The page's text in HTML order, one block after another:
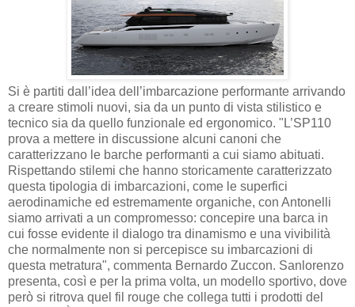
Si è partiti dall’idea dell’imbarcazione performante arrivando
a creare stimoli nuovi, sia da un punto di vista stilistico e
tecnico sia da quello funzionale ed ergonomico. "L’SP110
prova a mettere in discussione alcuni canoni che
caratterizzano le barche performanti a cui siamo abituati.
Rispettando stilemi che hanno storicamente caratterizzato
questa tipologia di imbarcazioni, come le superfici
aerodinamiche ed estremamente organiche, con Antonelli
siamo arrivati a un compromesso: concepire una barca in
cui fosse evidente il dialogo tra dinamismo e una vivibilità
che normalmente non si percepisce su imbarcazioni di
questa metratura", commenta Bernardo Zuccon. Sanlorenzo
presenta, così e per la prima volta, un modello sportivo, dove
però si ritrova quel fil rouge che collega tutti i prodotti del